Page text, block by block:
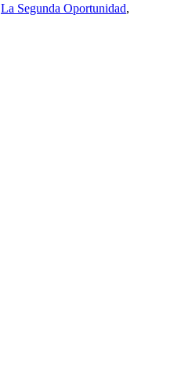
La Segunda Oportunidad,